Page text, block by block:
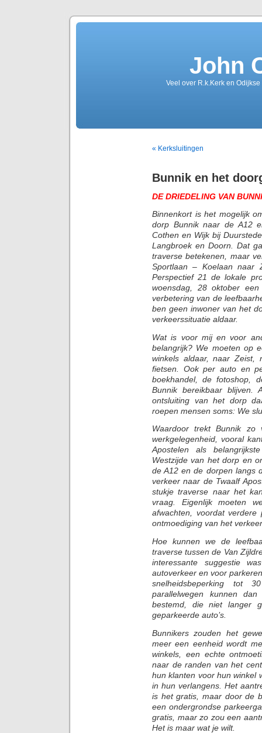
John
Veel over R.k.Kerk en
« Kerksluitingen
Bunnik en het
DE DRIEDELING VAN
Binnenkort is het mogelijk
dorp Bunnik naar de A12
Cothen en Wijk bij
Langbroek en Doorn. Dat
traverse betekenen, maar
Sportlaan – Koelaan naar
Perspectief 21 de lokale
woensdag, 28 oktober
verbetering van de
ben geen inwoner van het
verkeerssituatie aldaar.
Wat is voor mij en voor
belangrijk? We moeten op
winkels aldaar, naar Zeist,
fietsen. Ook per auto en
boekhandel, de fotoshop,
Bunnik bereikbaar blijven.
ontsluiting van het dorp
roepen mensen soms: We
Waardoor trekt Bunnik zo
werkgelegenheid, vooral
Apostelen als
Westzijde van het dorp en
de A12 en de dorpen langs
verkeer naar de Twaalf
stukje traverse naar het
vraag. Eigenlijk moeten
afwachten, voordat
ontmoediging van het
Hoe kunnen we de
traverse tussen de Van
interessante suggestie
autoverkeer en voor
snelheidsbeperking tot
parallelwegen kunnen
bestemd, die niet langer
geparkeerde auto’s.
Bunnikers zouden het
meer een eenheid wordt
winkels, een echte
naar de randen van het
hun klanten voor hun winkel
in hun verlangens. Het
is het gratis, maar door de
een ondergrondse
gratis, maar zo zou een
Het is maar wat je wilt.